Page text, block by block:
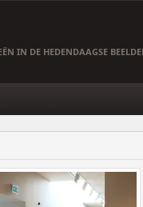
IN DE HEDENDAAGSE